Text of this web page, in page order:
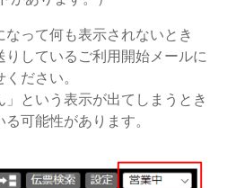
って何も表示されないとき
しているご利用開始メールに
ださい。
」という表示が出てしまうとき
可能性があります。